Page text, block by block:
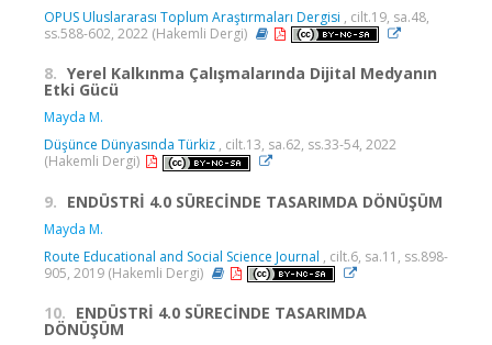
OPUS Uluslararası Toplum Araştırmaları Dergisi , cilt.19, sa.48,
ss.588-602, 2022 (Hakemli Dergi)
8. Yerel Kalkınma Çalışmalarında Dijital Medyanın
Etki Gücü
Mayda M.
Düşünce Dünyasında Türkiz , cilt.13, sa.62, ss.33-54, 2022
(Hakemli Dergi)
9. ENDÜSTRİ 4.0 SÜRECİNDE TASARIMDA DÖNÜŞÜM
Mayda M.
Route Educational and Social Science Journal , cilt.6, sa.11, ss.898-
905, 2019 (Hakemli Dergi)
10. ENDÜSTRİ 4.0 SÜRECİNDE TASARIMDA
DÖNÜŞÜM